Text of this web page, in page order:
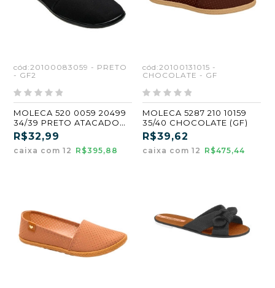
cód:20100083059 - PRETO
- GF2
MOLECA 520 0059 20499
34/39 PRETO ATACADO
KIT 12 PARES
R$32,99
caixa com 12 R$395,88
cód:20100131015 -
CHOCOLATE - GF
MOLECA 5287 210 10159
35/40 CHOCOLATE (GF)
R$39,62
caixa com 12 R$475,44